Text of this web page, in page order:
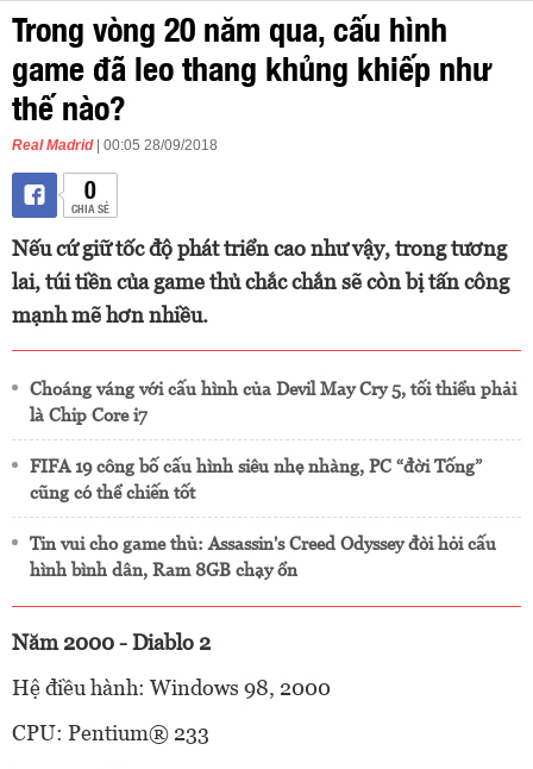
Trong vòng 20 năm qua, cấu hình
game đã leo thang khủng khiếp như
thế nào?
Real Madrid | 00:05 28/09/2018
0
CHIA SẺ
Nếu cứ giữ tốc độ phát triển cao như vậy, trong tương
lai, túi tiền của game thủ chắc chắn sẽ còn bị tấn công
mạnh mẽ hơn nhiều.
Choáng váng với cấu hình của Devil May Cry 5, tối thiểu phải
là Chip Core i7
FIFA 19 công bố cấu hình siêu nhẹ nhàng, PC “đời Tống”
cũng có thể chiến tốt
Tin vui cho game thủ: Assassin's Creed Odyssey đòi hỏi cấu
hình bình dân, Ram 8GB chạy ổn
Năm 2000 - Diablo 2
Hệ điều hành: Windows 98, 2000
CPU: Pentium® 233